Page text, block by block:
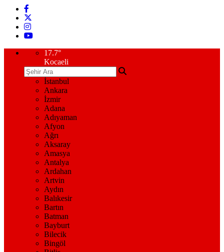
17.7°
Kocaeli
İstanbul
Ankara
İzmir
Adana
Adıyaman
Afyon
Ağrı
Aksaray
Amasya
Antalya
Ardahan
Artvin
Aydın
Balıkesir
Bartın
Batman
Bayburt
Bilecik
Bingöl